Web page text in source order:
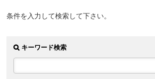
条件を入力して検索して下さい。
キーワード検索